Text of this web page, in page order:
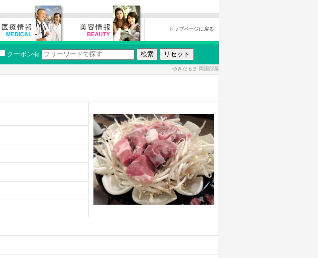
トップページに戻る
クーポン有
ゆきだるま 両国部屋